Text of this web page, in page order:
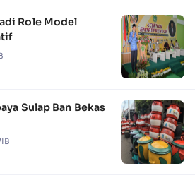
Role Model
Sulap Ban Bekas